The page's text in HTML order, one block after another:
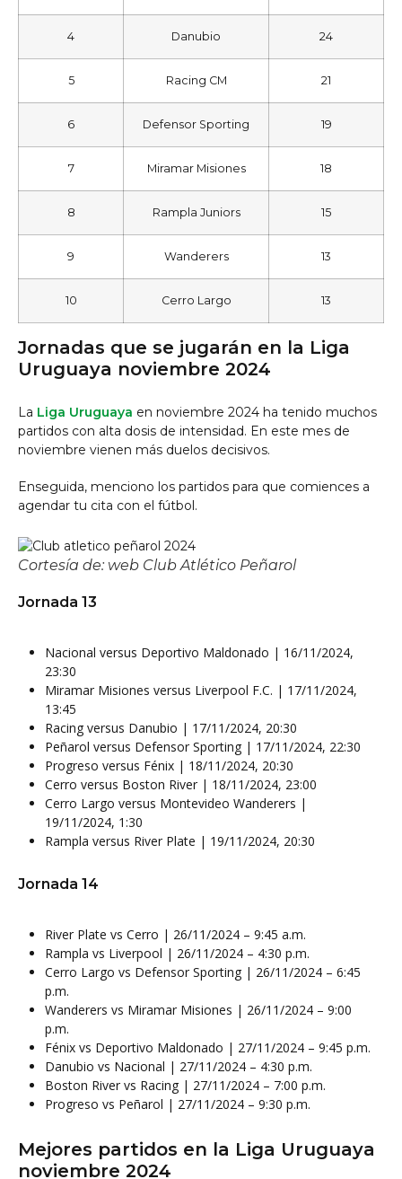
4 Danubio 24
5 Racing CM 21
6 Defensor Sporting 19
7 Miramar Misiones 18
8 Rampla Juniors 15
9 Wanderers 13
10 Cerro Largo 13
Jornadas que se jugarán en la Liga
Uruguaya noviembre 2024
La Liga Uruguaya en noviembre 2024 ha tenido muchos
partidos con alta dosis de intensidad. En este mes de
noviembre vienen más duelos decisivos.
Enseguida, menciono los partidos para que comiences a
agendar tu cita con el fútbol.
Cortesía de: web Club Atlético Peñarol
Jornada 13
Nacional versus Deportivo Maldonado | 16/11/2024,
23:30
Miramar Misiones versus Liverpool F.C. | 17/11/2024,
13:45
Racing versus Danubio | 17/11/2024, 20:30
Peñarol versus Defensor Sporting | 17/11/2024, 22:30
Progreso versus Fénix | 18/11/2024, 20:30
Cerro versus Boston River | 18/11/2024, 23:00
Cerro Largo versus Montevideo Wanderers |
19/11/2024, 1:30
Rampla versus River Plate | 19/11/2024, 20:30
Jornada 14
River Plate vs Cerro | 26/11/2024 – 9:45 a.m.
Rampla vs Liverpool | 26/11/2024 – 4:30 p.m.
Cerro Largo vs Defensor Sporting | 26/11/2024 – 6:45
p.m.
Wanderers vs Miramar Misiones | 26/11/2024 – 9:00
p.m.
Fénix vs Deportivo Maldonado | 27/11/2024 – 9:45 p.m.
Danubio vs Nacional | 27/11/2024 – 4:30 p.m.
Boston River vs Racing | 27/11/2024 – 7:00 p.m.
Progreso vs Peñarol | 27/11/2024 – 9:30 p.m.
Mejores partidos en la Liga Uruguaya
noviembre 2024